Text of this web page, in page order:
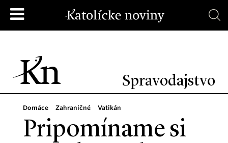
Spravodajstvo
Domáce Zahraničné Vatikán
Pripomíname si